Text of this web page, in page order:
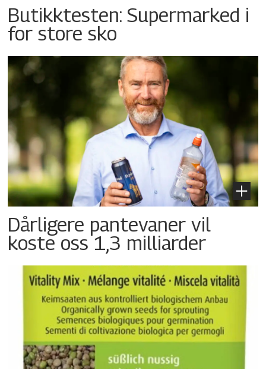
Butikktesten: Supermarked i
for store sko
Dårligere pantevaner vil
koste oss 1,3 milliarder